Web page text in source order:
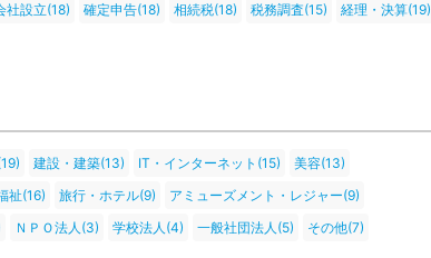
社設立(18) 確定申告(18) 相続税(18) 税務調査(15)
経理・決算(19)
建設・建築(13) IT・インターネット(15)
美容(13)
祉(16) 旅行・ホテル(9)
アミューズメント・レジャー(9)
ＮＰＯ法人(3) 学校法人(4) 一般社団法人(5) その他(7)